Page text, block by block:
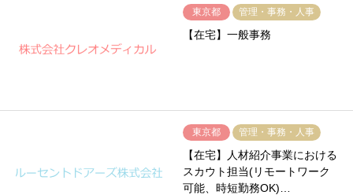
東京都 管理・事務・人事
【在宅】一般事務
東京都 管理・事務・人事
【在宅】人材紹介事業における
スカウト担当(リモートワーク
可能、時短勤務OK)…